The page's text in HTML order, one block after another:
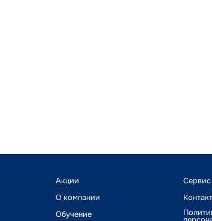
Акции
О компании
Обучение
Сервис